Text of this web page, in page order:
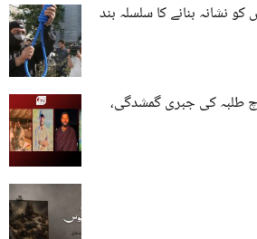
کو نشانہ بنانے کا سلسلہ بند
طلبہ کی جبری گمشدگی،